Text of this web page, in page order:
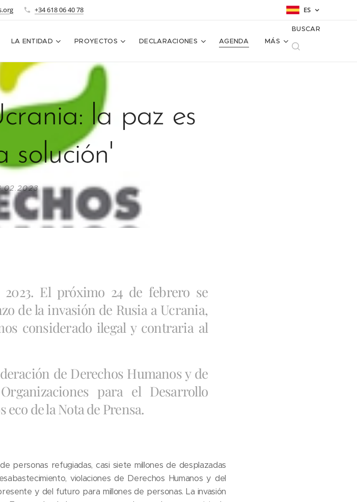
+34 618 06 40 78 ES
LA ENTIDAD PROYECTOS DECLARACIONES AGENDA MÁS
BUSCAR
la paz es
solución'
El próximo 24 de febrero se
de la invasión de Rusia a Ucrania,
considerado ilegal y contraria al
de Derechos Humanos y de
para el Desarrollo
de la Nota de Prensa.
personas refugiadas, casi siete millones de desplazadas
violaciones de Derechos Humanos y del
y del futuro para millones de personas. La invasión